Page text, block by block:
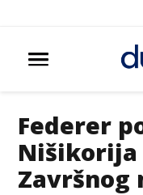
Federer
Završnog